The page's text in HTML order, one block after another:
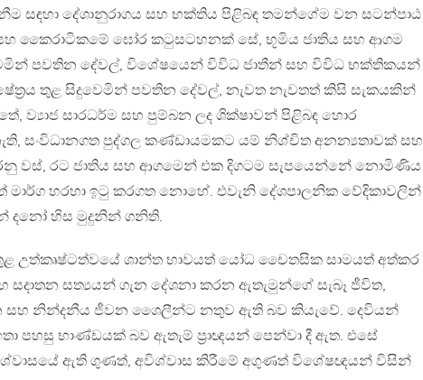
සඳහා දේශානුරාගය සහ භක්තිය පිළිබඳ තමන්ගේම වන සටන්පාඨ
කෛරාටිකමේ ඝෝර කටුසටහනක් සේ, භූමිය ජාතිය සහ ආගම
පවතින දේවල්, විශේෂයෙන් විවිධ ජාතීන් සහ විවිධ භක්තිකයන්
තුළ සිදුවෙමින් පවතින දේවල්, නැවත නැවතත් කිසි සැකයකින්
ව්‍යාජ සාරධර්ම සහ පුම්බන ලද ශික්ෂාවන් පිළිබඳ හොර
සංවිධානගත පුද්ගල කණ්ඩායමකට යම් නිශ්චිත අනන්‍යතාවක් සහ
වස්, රට ජාතිය සහ ආගමෙන් එක දිගටම සැපයෙන්නේ නොමිණිය
හරහා ඉටු කරගත නොහේ. එවැනි දේශපාලනික වේදිකාවලින්
දනෝ හිස මුදුනින් ගනිති.
උත්කෘෂ්ටත්වයේ ශාන්ත භාවයත් යෝධ චෛතසික සාමයත් අත්කර
සදාතන සත්‍යයන් ගැන දේශනා කරන ඇතැමුන්ගේ සැබෑ ජීවිත,
සහ නින්දනීය ජීවන ශෛලීන්ට නතුව ඇති බව කියැවේ. දෙවියන්
පහසු භාණ්ඩයක් බව ඇතැම් ප‍්‍රාඥයන් පෙන්වා දී ඇත. එසේ
ඇති ගුණත්, අවිශ්වාස කිරීමේ අගුණත් විශේෂඥයන් විසින්